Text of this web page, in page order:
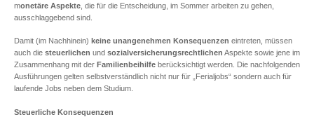
monetäre Aspekte , die für die Entscheidung, im Sommer arbeiten zu gehen,
ausschlaggebend sind.
Damit (im Nachhinein) keine unangenehmen Konsequenzen eintreten, müssen
auch die steuerlichen und sozialversicherungsrechtlichen Aspekte sowie jene im
Zusammenhang mit der Familienbeihilfe berücksichtigt werden. Die nachfolgenden
Ausführungen gelten selbstverständlich nicht nur für „Ferialjobs“ sondern auch für
laufende Jobs neben dem Studium.
Steuerliche Konsequenzen